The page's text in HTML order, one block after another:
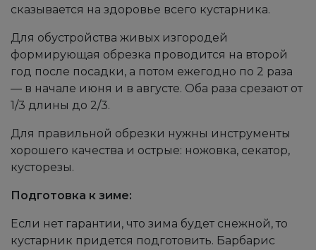
сказывается на здоровье всего кустарника.
Для обустройства живых изгородей
формирующая обрезка проводится на второй
год после посадки, а потом ежегодно по 2 раза
— в начале июня и в августе. Оба раза срезают от
1/3 длины до 2/3.
Для правильной обрезки нужны инструменты
хорошего качества и острые: ножовка, секатор,
кусторезы.
Подготовка к зиме:
Если нет гарантии, что зима будет снежной, то
кустарник придется подготовить. Барбарис